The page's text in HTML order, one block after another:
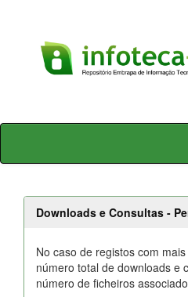
Skip
Downloads e Consultas -
No caso de registos com
número total de downloads e
número de ficheiros